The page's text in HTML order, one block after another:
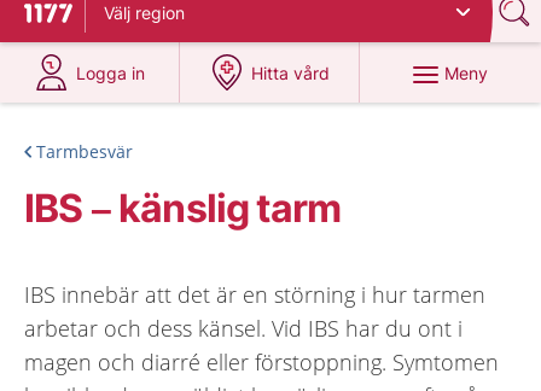
Till startsidan för 1177
Välj region
Logga in
på 1177.se
Hitta vård
på 1177.se
Meny
Tarmbesvär
IBS – känslig tarm
IBS innebär att det är en störning i hur tarmen
arbetar och dess känsel. Vid IBS har du ont i
magen och diarré eller förstoppning. Symtomen